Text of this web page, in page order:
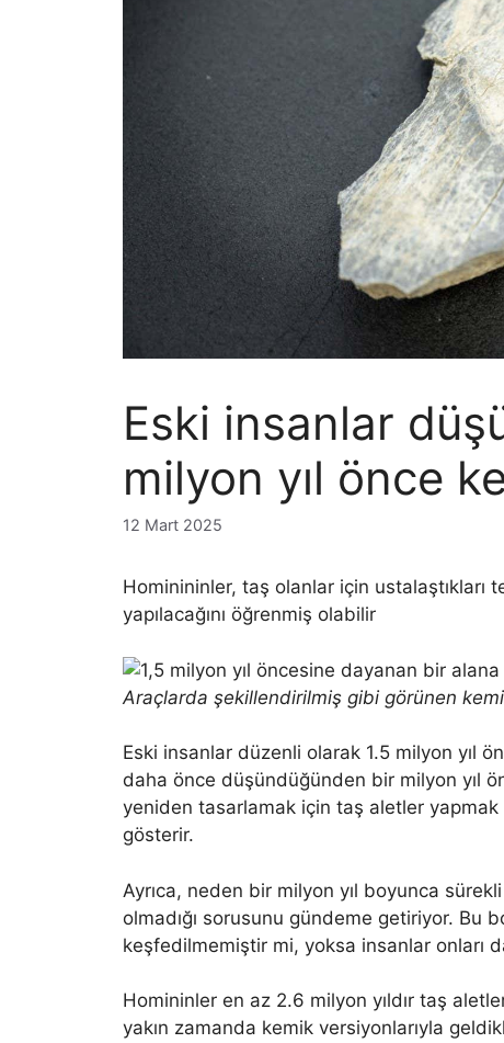
Eski insanlar
milyon yıl önce
12 Mart 2025
Hominininler, taş olanlar için ustalaştıkları
yapılacağını öğrenmiş olabilir
Araçlarda şekillendirilmiş gibi görünen
Eski insanlar düzenli olarak 1.5 milyon yıl
daha önce düşündüğünden bir milyon yıl
yeniden tasarlamak için taş aletler yapmak
gösterir.
Ayrıca, neden bir milyon yıl boyunca
olmadığı sorusunu gündeme getiriyor. Bu
keşfedilmemiştir mi, yoksa insanlar onları
Homininler en az 2.6 milyon yıldır taş
yakın zamanda kemik versiyonlarıyla